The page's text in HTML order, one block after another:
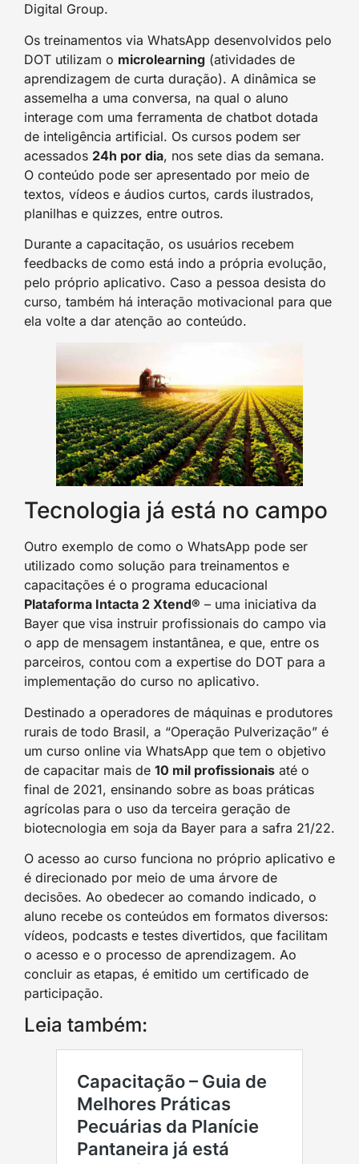
Digital Group.
Os treinamentos via WhatsApp desenvolvidos pelo
DOT utilizam o microlearning (atividades de
aprendizagem de curta duração). A dinâmica se
assemelha a uma conversa, na qual o aluno
interage com uma ferramenta de chatbot dotada
de inteligência artificial. Os cursos podem ser
acessados 24h por dia, nos sete dias da semana.
O conteúdo pode ser apresentado por meio de
textos, vídeos e áudios curtos, cards ilustrados,
planilhas e quizzes, entre outros.
Durante a capacitação, os usuários recebem
feedbacks de como está indo a própria evolução,
pelo próprio aplicativo. Caso a pessoa desista do
curso, também há interação motivacional para que
ela volte a dar atenção ao conteúdo.
Tecnologia já está no campo
Outro exemplo de como o WhatsApp pode ser
utilizado como solução para treinamentos e
capacitações é o programa educacional
Plataforma Intacta 2 Xtend® – uma iniciativa da
Bayer que visa instruir profissionais do campo via
o app de mensagem instantânea, e que, entre os
parceiros, contou com a expertise do DOT para a
implementação do curso no aplicativo.
Destinado a operadores de máquinas e produtores
rurais de todo Brasil, a “Operação Pulverização” é
um curso online via WhatsApp que tem o objetivo
de capacitar mais de 10 mil profissionais até o
final de 2021, ensinando sobre as boas práticas
agrícolas para o uso da terceira geração de
biotecnologia em soja da Bayer para a safra 21/22.
O acesso ao curso funciona no próprio aplicativo e
é direcionado por meio de uma árvore de
decisões. Ao obedecer ao comando indicado, o
aluno recebe os conteúdos em formatos diversos:
vídeos, podcasts e testes divertidos, que facilitam
o acesso e o processo de aprendizagem. Ao
concluir as etapas, é emitido um certificado de
participação.
Leia também: